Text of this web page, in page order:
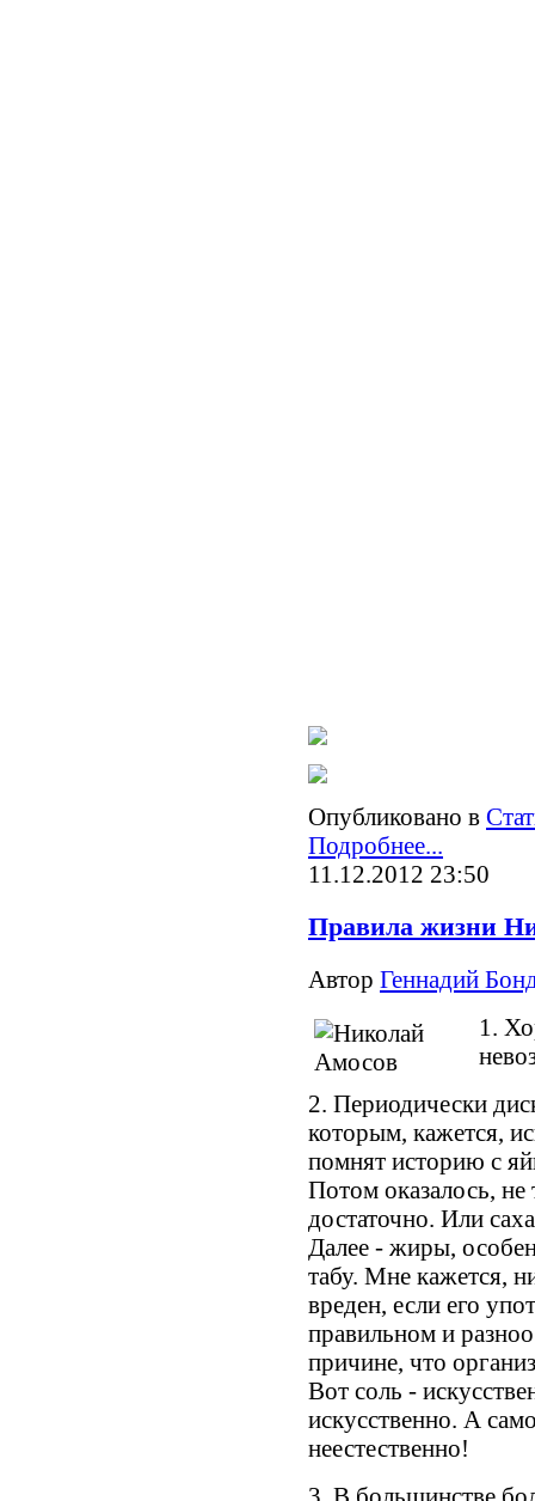
Опубликовано в
Подробнее...
11.12.2012 23:50
Правила жизни
Автор Геннадий
1.
2. Периодически
которым, кажется,
помнят историю с
Потом оказалось, не
достаточно. Или
Далее - жиры,
табу. Мне кажется,
вреден, если его
правильном и
причине, что
Вот соль -
искусственно. А
неестественно!
3. В большинстве